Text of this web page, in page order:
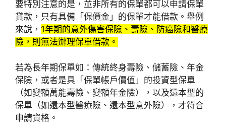
要特別注意的是，並非所有的保單都可以申請保單
貸款，只有具備「保價金」的保單才能借款。舉例
來說， 1年期的意外傷害保險、壽險、防癌險和醫療
險，則無法辦理保單借款。
若為長年期保單如：傳統終身壽險、儲蓄險、年金
保險，或者是具「保單帳戶價值」的投資型保單
（如變額萬能壽險、變額年金險），以及還本型的
保單（如還本型醫療險、還本型意外險），才符合
申請資格。